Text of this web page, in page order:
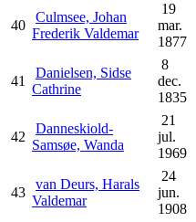
40
Culmsee, Johan
Frederik Valdemar
19
mar.
1877
41
Danielsen, Sidse
Cathrine
8
dec.
1835
42
Danneskiold-
Samsøe, Wanda
21
jul.
1969
43
van Deurs, Harals
Valdemar
24
jun.
1908